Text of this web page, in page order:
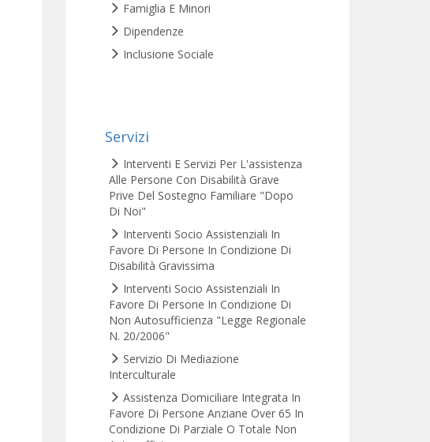
Famiglia E Minori
Dipendenze
Inclusione Sociale
Servizi
Interventi E Servizi Per L'assistenza
Alle Persone Con Disabilità Grave
Prive Del Sostegno Familiare "Dopo
Di Noi"
Interventi Socio Assistenziali In
Favore Di Persone In Condizione Di
Disabilità Gravissima
Interventi Socio Assistenziali In
Favore Di Persone In Condizione Di
Non Autosufficienza "Legge Regionale
N. 20/2006"
Servizio Di Mediazione
Interculturale
Assistenza Domiciliare Integrata In
Favore Di Persone Anziane Over 65 In
Condizione Di Parziale O Totale Non